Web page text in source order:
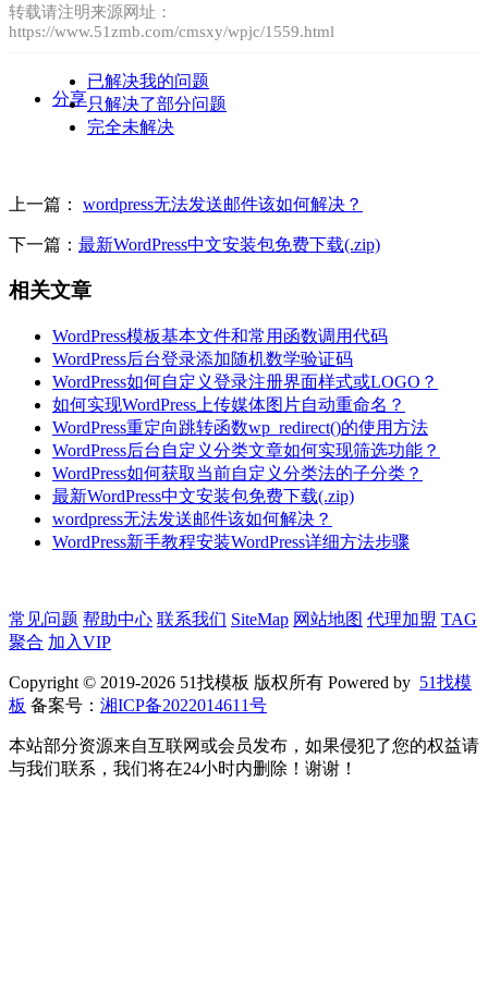
转载请注明来源网址：
https://www.51zmb.com/cmsxy/wpjc/1559.html
分享
已解决我的问题
只解决了部分问题
完全未解决
上一篇： wordpress无法发送邮件该如何解决？
下一篇： 最新WordPress中文安装包免费下载(.zip)
相关文章
WordPress模板基本文件和常用函数调用代码
WordPress后台登录添加随机数学验证码
WordPress如何自定义登录注册界面样式或LOGO？
如何实现WordPress上传媒体图片自动重命名？
WordPress重定向跳转函数wp_redirect()的使用方法
WordPress后台自定义分类文章如何实现筛选功能？
WordPress如何获取当前自定义分类法的子分类？
最新WordPress中文安装包免费下载(.zip)
wordpress无法发送邮件该如何解决？
WordPress新手教程安装WordPress详细方法步骤
常见问题 帮助中心 联系我们 SiteMap 网站地图 代理加盟 TAG
聚合 加入VIP
Copyright © 2019-2026 51找模板 版权所有 Powered by 51找模
板 备案号： 湘ICP备2022014611号
本站部分资源来自互联网或会员发布，如果侵犯了您的权益请
与我们联系，我们将在24小时内删除！谢谢！